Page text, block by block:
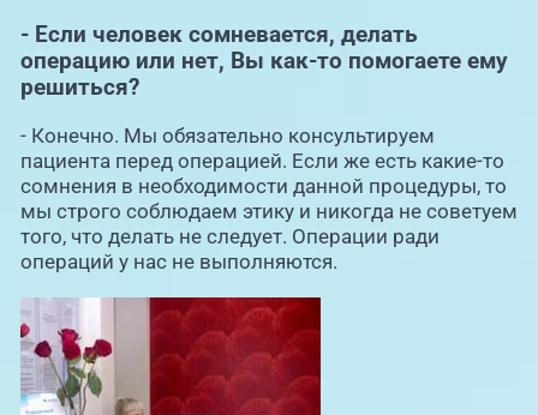
- Если человек сомневается, делать
операцию или нет, Вы как-то помогаете ему
решиться?
- Конечно. Мы обязательно консультируем
пациента перед операцией. Если же есть какие-то
сомнения в необходимости данной процедуры, то
мы строго соблюдаем этику и никогда не советуем
того, что делать не следует. Операции ради
операций у нас не выполняются.